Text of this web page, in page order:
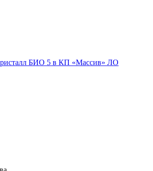
БИО 5 в КП «Массив» ЛО